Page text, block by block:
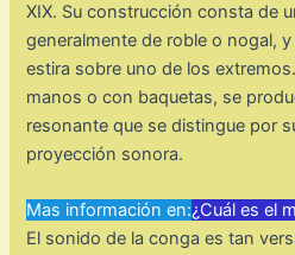
XIX. Su construcción consta de
generalmente de roble o nogal,
estira sobre uno de los
manos o con baquetas, se
resonante que se distingue por
proyección sonora.
Mas información en:¿Cuál es el
El sonido de la conga es tan